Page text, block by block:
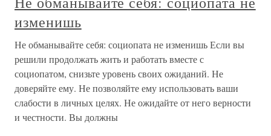
изменишь
Не обманывайте себя: социопата не изменишь Если вы
решили продолжать жить и работать вместе с
социопатом, снизьте уровень своих ожиданий. Не
доверяйте ему. Не позволяйте ему использовать ваши
слабости в личных целях. Не ожидайте от него верности
и честности. Вы должны